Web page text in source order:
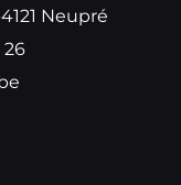
Neupré
26